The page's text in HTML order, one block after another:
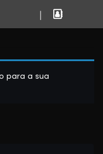
para a sua
|